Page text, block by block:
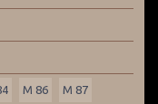
M 86 M 87